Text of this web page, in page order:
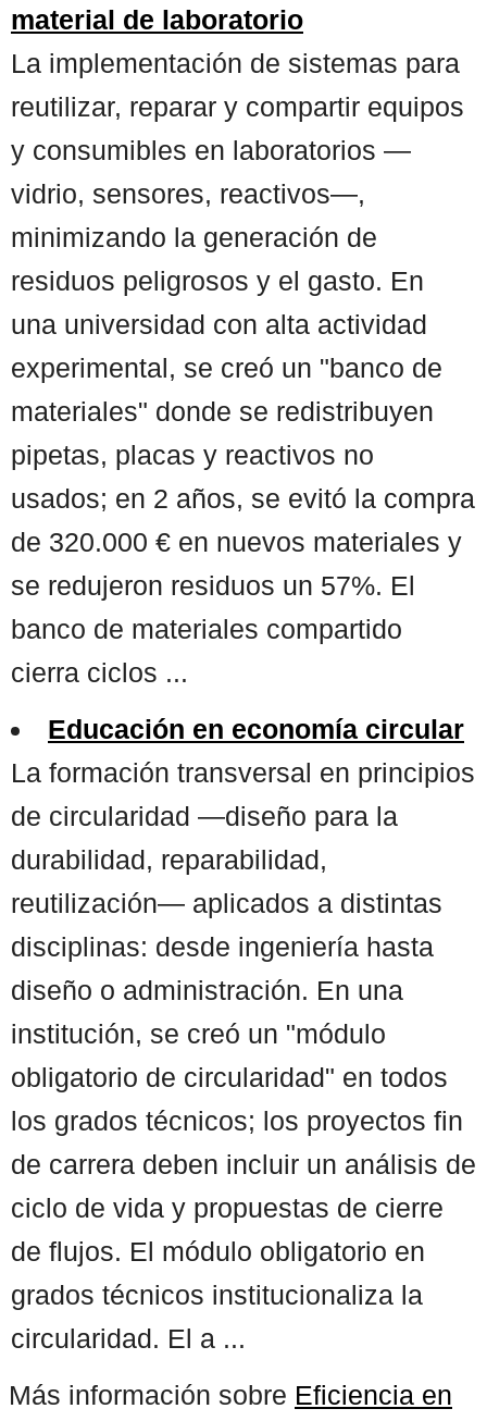
material de laboratorio
La implementación de sistemas para
reutilizar, reparar y compartir equipos
y consumibles en laboratorios —
vidrio, sensores, reactivos—,
minimizando la generación de
residuos peligrosos y el gasto. En
una universidad con alta actividad
experimental, se creó un "banco de
materiales" donde se redistribuyen
pipetas, placas y reactivos no
usados; en 2 años, se evitó la compra
de 320.000 € en nuevos materiales y
se redujeron residuos un 57%. El
banco de materiales compartido
cierra ciclos ...
Educación en economía circular
La formación transversal en principios
de circularidad —diseño para la
durabilidad, reparabilidad,
reutilización— aplicados a distintas
disciplinas: desde ingeniería hasta
diseño o administración. En una
institución, se creó un "módulo
obligatorio de circularidad" en todos
los grados técnicos; los proyectos fin
de carrera deben incluir un análisis de
ciclo de vida y propuestas de cierre
de flujos. El módulo obligatorio en
grados técnicos institucionaliza la
circularidad. El a ...
Más información sobre Eficiencia en